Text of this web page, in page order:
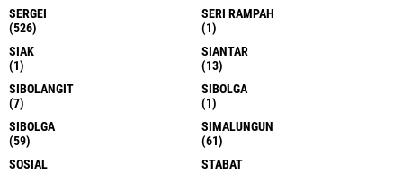
SERGEI
(526)
SERI RAMPAH
(1)
SIAK
(1)
SIANTAR
(13)
SIBOLANGIT
(7)
SIBOLGA
(1)
SIBOLGA
(59)
SIMALUNGUN
(61)
SOSIAL
STABAT